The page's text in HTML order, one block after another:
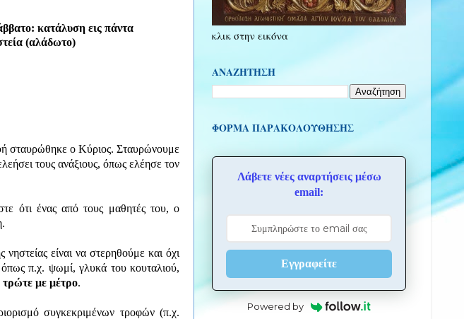
κατάλυση εις πάντα
(αλάδωτο)
σταυρώθηκε ο Κύριος. Σταυρώνουμε
τους ανάξιους, όπως ελέησε τον
ότι ένας από τους μαθητές του, ο
είναι να στερηθούμε και όχι
π.χ. ψωμί, γλυκά του κουταλιού,
με μέτρο.
συγκεκριμένων τροφών (π.χ.
κλικ στην εικόνα
ΑΝΑΖΗΤΗΣΗ
ΦΌΡΜΑ ΠΑΡΑΚΟΛΟΎΘΗΣΗΣ
Λάβετε νέες αναρτήσεις μέσω
email:
Εγγραφείτε
Powered by